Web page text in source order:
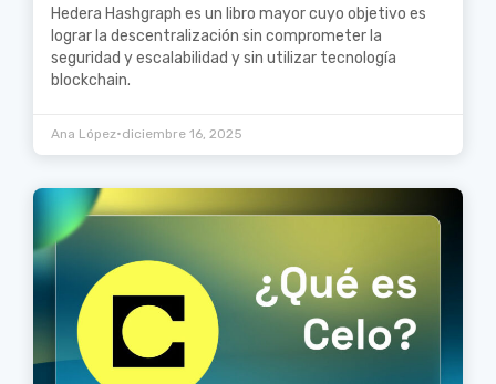
Hedera Hashgraph es un libro mayor cuyo objetivo es
lograr la descentralización sin comprometer la
seguridad y escalabilidad y sin utilizar tecnología
blockchain.
Ana López•diciembre 16, 2025